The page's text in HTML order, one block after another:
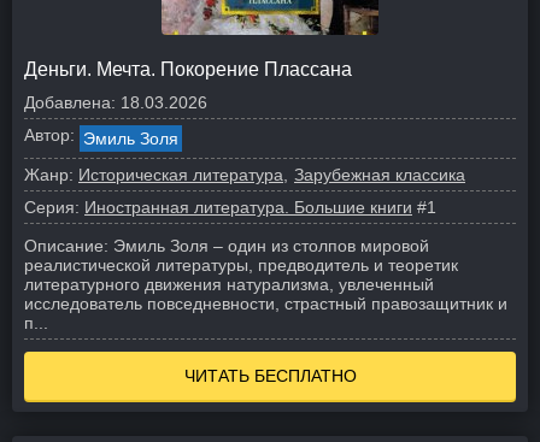
Деньги. Мечта. Покорение Плассана
Добавлена: 18.03.2026
Автор: Эмиль Золя
Жанр: Историческая литература
Зарубежная классика
Серия: Иностранная литература. Большие книги #1
Описание: Эмиль Золя – один из столпов мировой
реалистической литературы, предводитель и теоретик
литературного движения натурализма, увлеченный
исследователь повседневности, страстный правозащитник и
п...
ЧИТАТЬ БЕСПЛАТНО